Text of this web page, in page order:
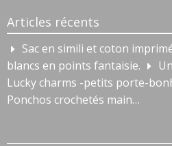
Articles récents
Sac en simili et coton
blancs en points fantaisie.
Lucky charms -petits porte-
Ponchos crochetés main…